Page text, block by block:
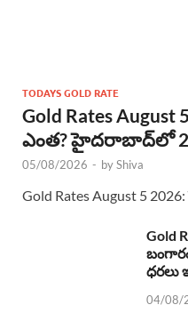
TODAYS GOLD RATE
Gold Rates August
ఎంత? హైదరాబాద్‌లో
05/08/2026 - byShiva
Gold Rates August 5
Gold
ధరలు
04/08/